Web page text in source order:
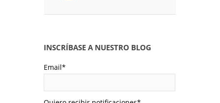
INSCRÍBASE A NUESTRO BLOG
Email*